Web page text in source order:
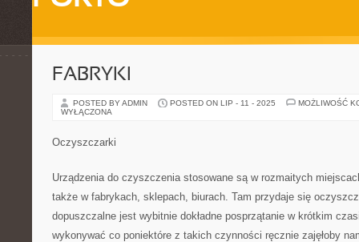
FABRYKI
POSTED BY ADMIN POSTED ON LIP - 11 - 2025
MOŻLIWOŚĆ
WYŁĄCZONA
Oczyszczarki
Urządzenia do czyszczenia stosowane są w rozmaitych
także w fabrykach, sklepach, biurach. Tam przydaje się
dopuszczalne jest wybitnie dokładne posprzątanie w krótkim
wykonywać co poniektóre z takich czynności ręcznie zajęłoby